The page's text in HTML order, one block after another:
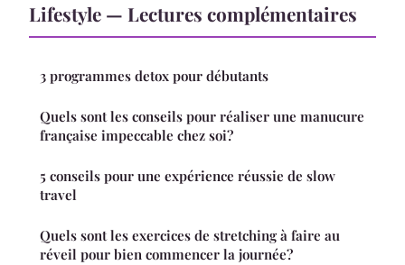
Lifestyle — Lectures complémentaires
3 programmes detox pour débutants
Quels sont les conseils pour réaliser une manucure
française impeccable chez soi?
5 conseils pour une expérience réussie de slow
travel
Quels sont les exercices de stretching à faire au
réveil pour bien commencer la journée?